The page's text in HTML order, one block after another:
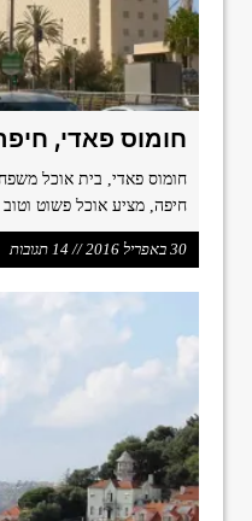
חומוס פאדי,
חומוס פאדי, בית אוכל
חיפה, מציע אוכל פשוט וטוב
30 באפריל 2016 // 14 תגובות